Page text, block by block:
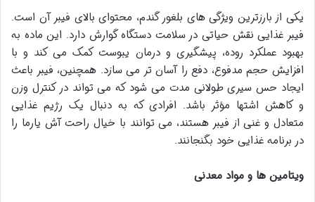
یکی از بارزترین ویژگی های بلغور گندم، محتوای بالای فیبر آن است.
فیبر غذایی نقش حیاتی در سلامت دستگاه گوارش دارد. این ماده به
بهبود عملکرد روده، پیشگیری و درمان یبوست کمک می کند و با
افزایش حجم مدفوع، دفع را آسان تر می سازد. همچنین، فیبر باعث
ایجاد حس سیری طولانی مدت می شود که می تواند در کنترل وزن
و کاهش اشتها مؤثر باشد. افرادی که به دنبال یک رژیم غذایی
متعادل و غنی از فیبر هستند، می توانند با خیال راحت آش یارما را
در برنامه غذایی خود بگنجانند.
ویتامین ها و مواد معدنی